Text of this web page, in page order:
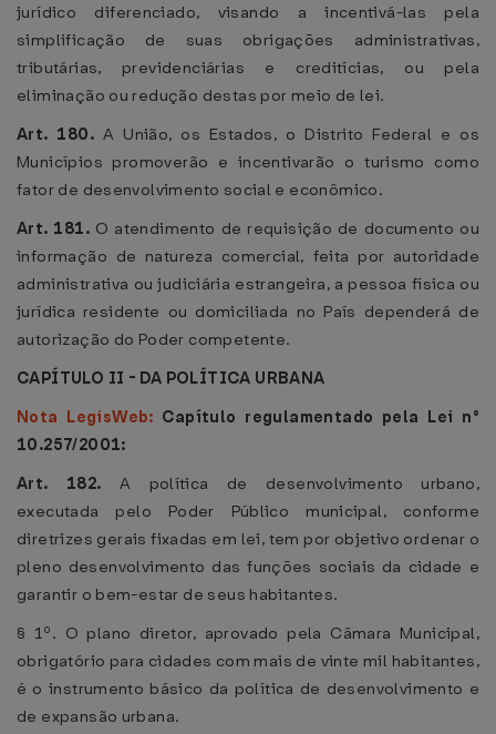
jurídico diferenciado, visando a incentivá-las pela
simplificação de suas obrigações administrativas,
tributárias, previdenciárias e creditícias, ou pela
eliminação ou redução destas por meio de lei.
Art. 180. A União, os Estados, o Distrito Federal e os
Municípios promoverão e incentivarão o turismo como
fator de desenvolvimento social e econômico.
Art. 181. O atendimento de requisição de documento ou
informação de natureza comercial, feita por autoridade
administrativa ou judiciária estrangeira, a pessoa física ou
jurídica residente ou domiciliada no País dependerá de
autorização do Poder competente.
CAPÍTULO II - DA POLÍTICA URBANA
Nota LegisWeb: Capítulo regulamentado pela Lei n°
10.257/2001:
Art. 182. A política de desenvolvimento urbano,
executada pelo Poder Público municipal, conforme
diretrizes gerais fixadas em lei, tem por objetivo ordenar o
pleno desenvolvimento das funções sociais da cidade e
garantir o bem-estar de seus habitantes.
§ 1º. O plano diretor, aprovado pela Câmara Municipal,
obrigatório para cidades com mais de vinte mil habitantes,
é o instrumento básico da política de desenvolvimento e
de expansão urbana.